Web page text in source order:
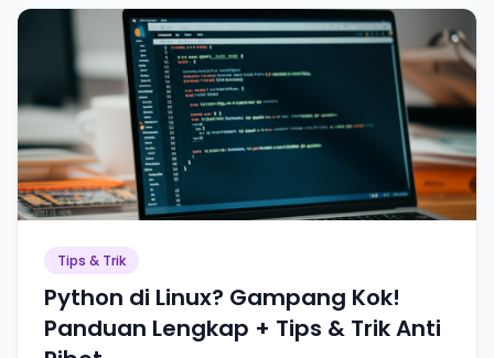
Tips & Trik
Python di Linux? Gampang Kok!
Panduan Lengkap + Tips & Trik Anti